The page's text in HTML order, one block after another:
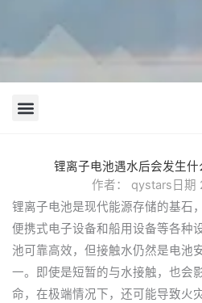
锂离子电池遇水后会发生
作者：
qystars 日期
锂离子电池是现代能源存储的基石
便携式电子设备和船用设备等各种
池可靠高效，但接触水仍然是电池
一。即使是短暂的与水接触，也会
命，在极端情况下，还可能导致火